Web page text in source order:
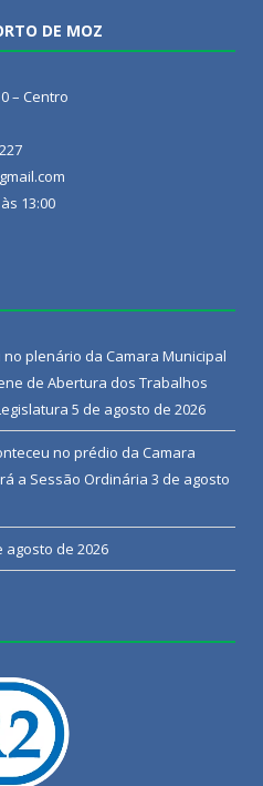
DE MOZ
– Centro
13:00
plenário da Camara Municipal
de Abertura dos Trabalhos
5 de agosto de 2026
no prédio da Camara
a Sessão Ordinária 3 de agosto
agosto de 2026